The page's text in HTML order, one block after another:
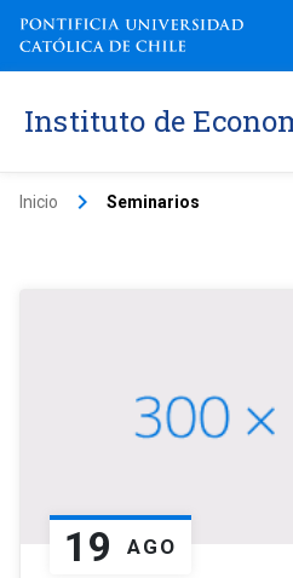
Instituto de
Inicio keyboard_arrow_right Seminarios
19 AGO